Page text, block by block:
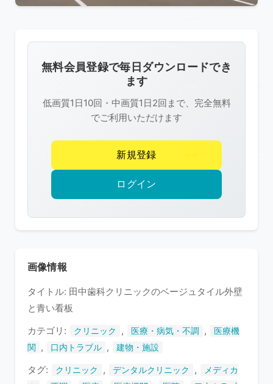
像
は
R-
FREE
作
権
護
い
す
無料会員登録で毎日ダウンロードでき
ます
低画質1日10回・中画質1日2回まで、完全無料
でご利用いただけます
新規登録
ログイン
画像情報
タイトル: 田中歯科クリニックのベージュタイル外壁
と青い看板
カテゴリ:
クリニック , 医療・病気・不調 ,
医療機
関
, 口内トラブル , 建物・施設
タグ: クリニック , デンタルクリニック ,
メディカ